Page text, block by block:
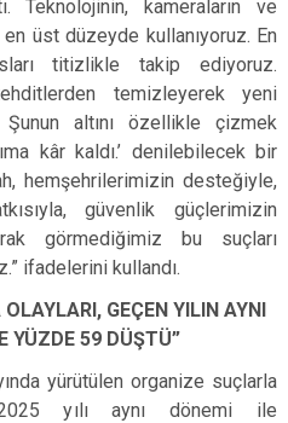
Teknolojinin, kameraların ve
en üst düzeyde kullanıyoruz. En
titizlikle takip ediyoruz.
temizleyerek yeni
altını özellikle çizmek
kâr kaldı.’ denilebilecek bir
hemşehrilerimizin desteğiyle,
güvenlik güçlerimizin
görmediğimiz bu suçları
ifadelerini kullandı.
GEÇEN YILIN AYNI
YÜZDE 59 DÜŞTÜ”
yürütülen organize suçlarla
2025 yılı aynı dönemi ile